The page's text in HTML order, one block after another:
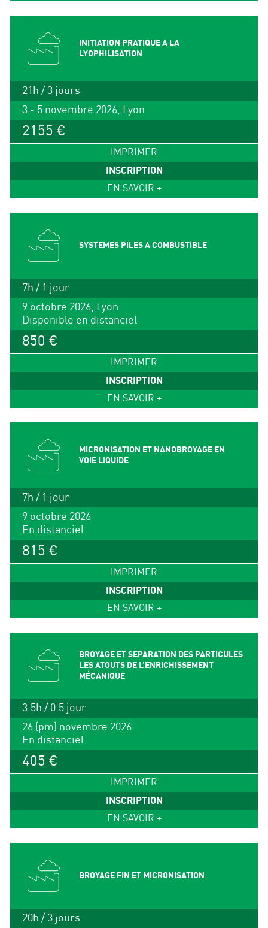
INITIATION PRATIQUE A LA
LYOPHILISATION
21h / 3 jours
3 - 5 novembre 2026, Lyon
2155 €
IMPRIMER
INSCRIPTION
EN SAVOIR +
SYSTEMES PILES A COMBUSTIBLE
7h / 1 jour
9 octobre 2026, Lyon
Disponible en distanciel
850 €
IMPRIMER
INSCRIPTION
EN SAVOIR +
MICRONISATION ET NANOBROYAGE EN
VOIE LIQUIDE
7h / 1 jour
9 octobre 2026
En distanciel
815 €
IMPRIMER
INSCRIPTION
EN SAVOIR +
BROYAGE ET SEPARATION DES PARTICULES
LES ATOUTS DE L’ENRICHISSEMENT
MÉCANIQUE
3.5h / 0.5 jour
26 (pm) novembre 2026
En distanciel
405 €
IMPRIMER
INSCRIPTION
EN SAVOIR +
BROYAGE FIN ET MICRONISATION
20h / 3 jours